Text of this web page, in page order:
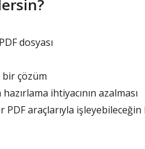
dosyası
çözüm
ihtiyacının azalması
araçlarıyla işleyebileceğin